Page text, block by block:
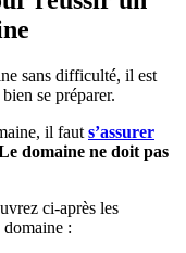
sans difficulté, il est
se préparer.
il faut s’assurer
domaine ne doit pas
ci-après les
domaine :